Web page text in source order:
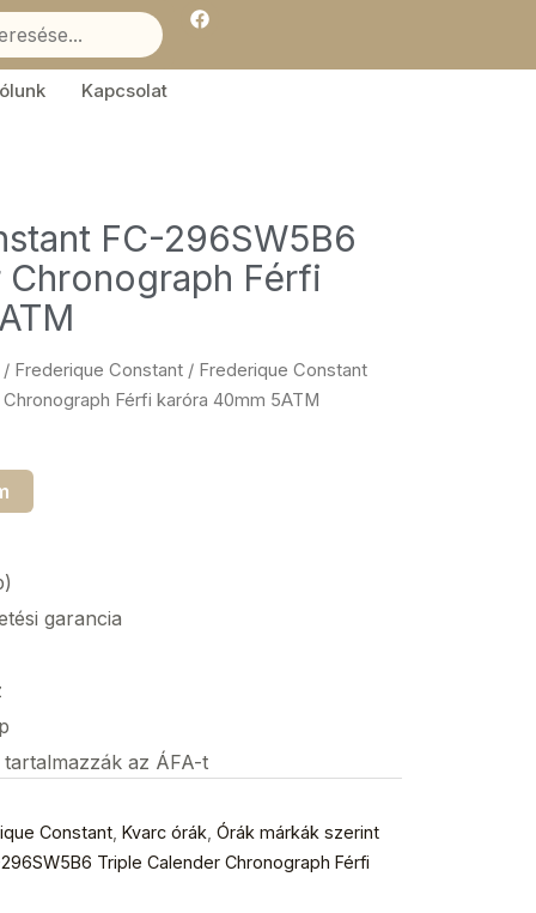
F
a
e
Kapcsolat
FC-296SW5B6
Férfi
/ Frederique Constant / Frederique Constant
Férfi karóra 40mm 5ATM
garancia
az ÁFA-t
Constant Kvarc órák Órák márkák szerint
Triple Calender Chronograph Férfi